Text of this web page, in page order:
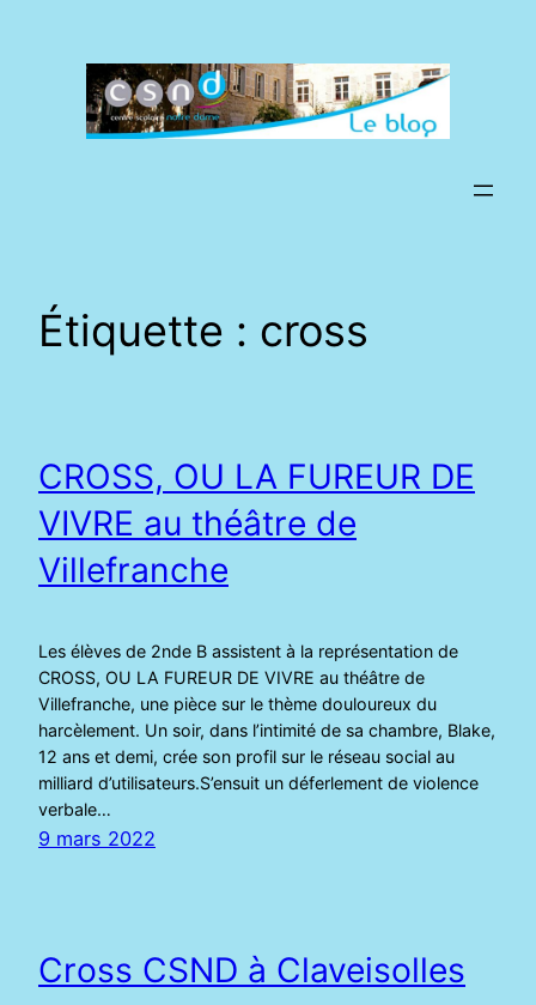
Étiquette : cross
CROSS, OU LA FUREUR DE
VIVRE au théâtre de
Villefranche
Les élèves de 2nde B assistent à la représentation de
CROSS, OU LA FUREUR DE VIVRE au théâtre de
Villefranche, une pièce sur le thème douloureux du
harcèlement. Un soir, dans l’intimité de sa chambre, Blake,
12 ans et demi, crée son profil sur le réseau social au
milliard d’utilisateurs.S’ensuit un déferlement de violence
verbale…
9 mars 2022
Cross CSND à Claveisolles